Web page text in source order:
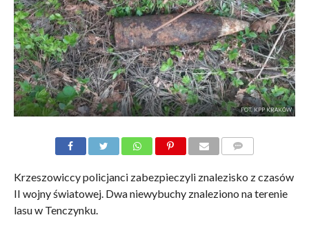
FOT. KPP KRAKÓW
Krzeszowiccy policjanci zabezpieczyli znalezisko z czasów
II wojny światowej. Dwa niewybuchy znaleziono na terenie
lasu w Tenczynku.